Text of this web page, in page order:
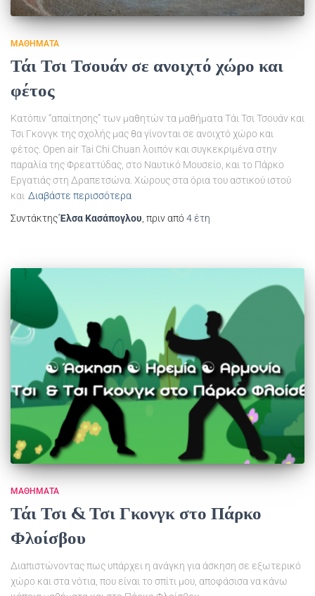
ΜΑΘΉΜΑΤΑ
Τάι Τσι Τσουάν σε ανοιχτό χώρο και
φέτος
Κατόπιν “απαίτησης” των μαθητών τα μαθήματα Τάι Τσι Τσουάν και
Τσι Γκονγκ της σχολής μας θα γίνονται σε ανοιχτό χώρο και
φέτος. Open air Tai Chi Chuan λοιπόν και συγκεκριμένα στην
παραλία της Φρεαττύδας, στο Ναυτικό Μουσείο, και το Πάρκο
Εργατιάς στη Δραπετσώνα. Χώρους στα όρια του αστικού ιστού
και Διαβάστε περισσότερα
ΣυντάκτηςΈλσα Κασάπογλου , πριν από4 έτη
ΜΑΘΉΜΑΤΑ
Τάι Τσι & Τσι Γκονγκ στο Πάρκο
Φλοίσβου
Διαπιστώνοντας πως υπάρχει η ανάγκη για άσκηση σε εξωτερικό
χώρο και στα νότια, που είναι το σπίτι μου, αποφάσισα να κάνω